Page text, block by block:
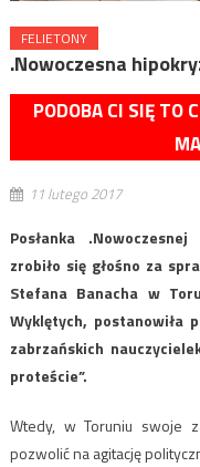
FELIETONY
.Nowoczesna
PODOBA CI SIĘ TO
11 lutego 2017
Posłanka
zrobiło się głośno za
Stefana Banacha w
Wyklętych, postanowiła
zabrzańskich
proteście”.
Wtedy, w Toruniu swoje
pozwolić na agitację